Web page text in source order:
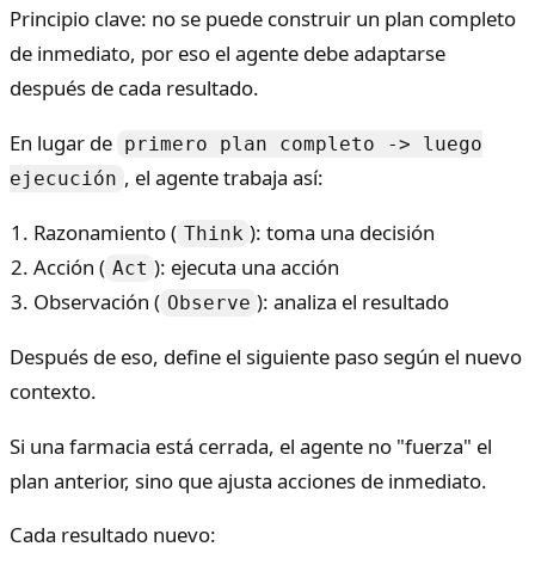
Principio clave: no se puede construir un plan completo
de inmediato, por eso el agente debe adaptarse
después de cada resultado.
En lugar de primero plan completo -> luego
ejecución , el agente trabaja así:
Razonamiento ( Think ): toma una decisión
Acción ( Act ): ejecuta una acción
Observación ( Observe ): analiza el resultado
Después de eso, define el siguiente paso según el nuevo
contexto.
Si una farmacia está cerrada, el agente no "fuerza" el
plan anterior, sino que ajusta acciones de inmediato.
Cada resultado nuevo: